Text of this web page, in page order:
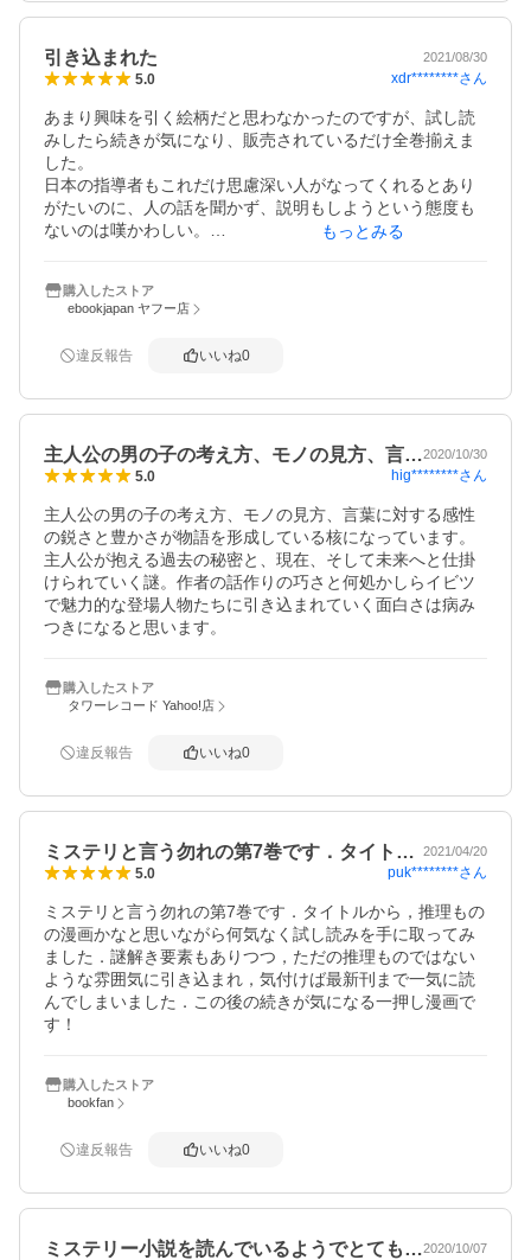
引き込まれた 2021/08/30
5.0 xdr********さん
あまり興味を引く絵柄だと思わなかったのですが、試し読
みしたら続きが気になり、販売されているだけ全巻揃えま
した。
日本の指導者もこれだけ思慮深い人がなってくれるとあり
がたいのに、人の話を聞かず、説明もしようという態度も
ないのは嘆かわしい。
もっとみる
購入したストア
ebookjapan ヤフー店
違反報告 いいね0
主人公の男の子の考え方、モノの見方、言…2020/10/30
5.0 hig********さん
主人公の男の子の考え方、モノの見方、言葉に対する感性
の鋭さと豊かさが物語を形成している核になっています。
主人公が抱える過去の秘密と、現在、そして未来へと仕掛
けられていく謎。作者の話作りの巧さと何処かしらイビツ
で魅力的な登場人物たちに引き込まれていく面白さは病み
つきになると思います。
購入したストア
タワーレコード Yahoo!店
違反報告 いいね0
ミステリと言う勿れの第7巻です．タイト… 2021/04/20
5.0 puk********さん
ミステリと言う勿れの第7巻です．タイトルから，推理もの
の漫画かなと思いながら何気なく試し読みを手に取ってみ
ました．謎解き要素もありつつ，ただの推理ものではない
ような雰囲気に引き込まれ，気付けば最新刊まで一気に読
んでしまいました．この後の続きが気になる一押し漫画で
す！
購入したストア
bookfan
違反報告 いいね0
ミステリー小説を読んでいるようでとても…2020/10/07